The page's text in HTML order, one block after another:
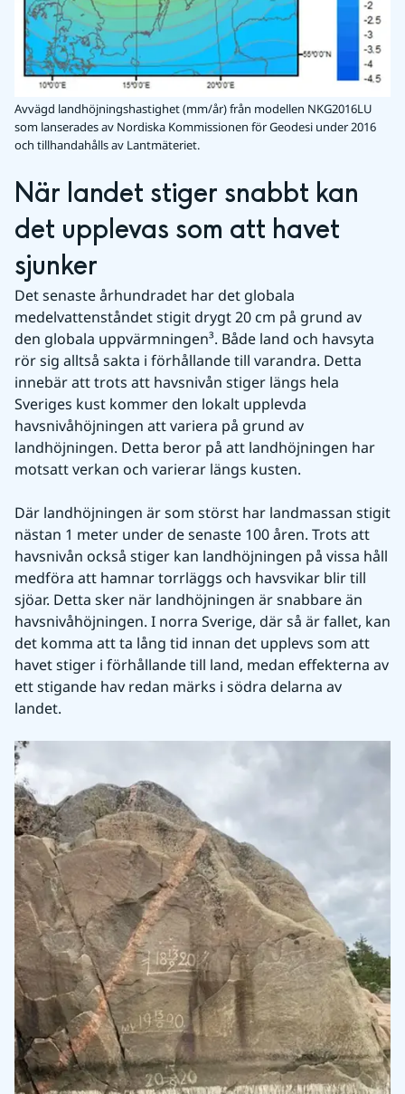
Avvägd landhöjningshastighet (mm/år) från modellen NKG2016LU
som lanserades av Nordiska Kommissionen för Geodesi under 2016
och tillhandahålls av Lantmäteriet.
När landet stiger snabbt kan
det upplevas som att havet
sjunker
Det senaste århundradet har det globala
medelvattenståndet stigit drygt 20 cm på grund av
den globala uppvärmningen³. Både land och havsyta
rör sig alltså sakta i förhållande till varandra. Detta
innebär att trots att havsnivån stiger längs hela
Sveriges kust kommer den lokalt upplevda
havsnivåhöjningen att variera på grund av
landhöjningen. Detta beror på att landhöjningen har
motsatt verkan och varierar längs kusten.
Där landhöjningen är som störst har landmassan stigit
nästan 1 meter under de senaste 100 åren. Trots att
havsnivån också stiger kan landhöjningen på vissa håll
medföra att hamnar torrläggs och havsvikar blir till
sjöar. Detta sker när landhöjningen är snabbare än
havsnivåhöjningen. I norra Sverige, där så är fallet, kan
det komma att ta lång tid innan det upplevs som att
havet stiger i förhållande till land, medan effekterna av
ett stigande hav redan märks i södra delarna av
landet.